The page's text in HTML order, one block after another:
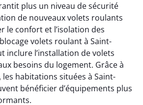
plus un niveau de sécurité
de nouveaux volets roulants
le confort et l’isolation des
volets roulant à Saint-
inclure l’installation de volets
besoins du logement. Grâce à
habitations situées à Saint-
bénéficier d’équipements plus